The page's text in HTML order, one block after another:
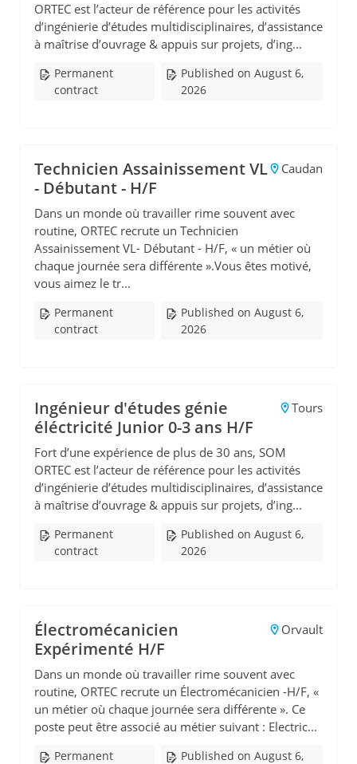
ORTEC est l’acteur de référence pour les activités
d’ingénierie d’études multidisciplinaires, d’assistance
à maîtrise d’ouvrage & appuis sur projets, d’ing...
Permanent
contract
Published on August 6,
2026
Technicien Assainissement VL
- Débutant - H/F
Caudan
Dans un monde où travailler rime souvent avec
routine, ORTEC recrute un Technicien
Assainissement VL- Débutant - H/F, « un métier où
chaque journée sera différente ».Vous êtes motivé,
vous aimez le tr...
Permanent
contract
Published on August 6,
2026
Ingénieur d'études génie
éléctricité Junior 0-3 ans H/F
Tours
Fort d’une expérience de plus de 30 ans, SOM
ORTEC est l’acteur de référence pour les activités
d’ingénierie d’études multidisciplinaires, d’assistance
à maîtrise d’ouvrage & appuis sur projets, d’ing...
Permanent
contract
Published on August 6,
2026
Électromécanicien
Expérimenté H/F
Orvault
Dans un monde où travailler rime souvent avec
routine, ORTEC recrute un Électromécanicien -H/F, «
un métier où chaque journée sera différente ». Ce
poste peut être associé au métier suivant : Electric...
Permanent
Published on August 6,